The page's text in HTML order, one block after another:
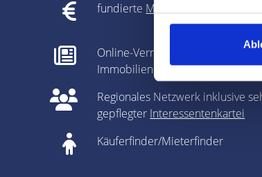
fundierte Marktpreisanalyse
Online-Vermarktung auf allen
Immobilienportalen
Regionales Netzwerk inklusive
gepflegter Interessentenkartei
Käuferfinder/Mieterfinder